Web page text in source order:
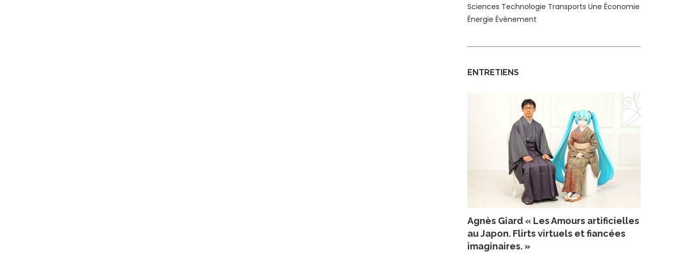
Sciences Technologie Transports Une Économie
Énergie Évènement
ENTRETIENS
Agnès Giard « Les Amours artificielles
au Japon. Flirts virtuels et fiancées
imaginaires. »